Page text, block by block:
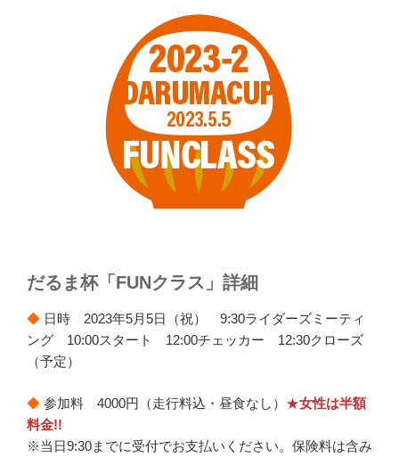
だるま杯「FUNクラス」詳細
◆ 日時 2023年5月5日（祝） 9:30ライダーズミーティ
ング 10:00スタート 12:00チェッカー 12:30クローズ
（予定）
◆ 参加料 4000円（走行料込・昼食なし） ★女性は半額
料金!!
※当日9:30までに受付でお支払いください。保険料は含み